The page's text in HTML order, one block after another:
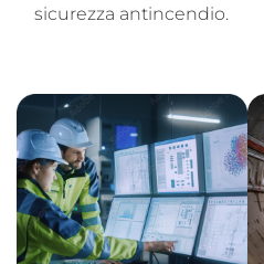
sicurezza antincendio.